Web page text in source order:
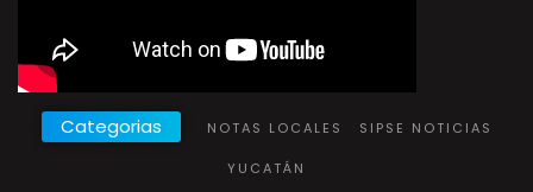
Categorias NOTAS LOCALES SIPSE NOTICIAS
YUCATÁN